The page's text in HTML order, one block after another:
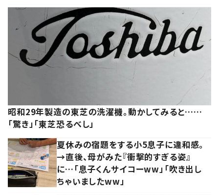
昭和29年製造の東芝の洗濯機。動かしてみると……
「驚き」「東芝恐るべし」
夏休みの宿題をする小5息子に違和感。
→直後、母がみた『衝撃的すぎる姿』
に…「息子くんサイコーww」「吹き出し
ちゃいましたww」